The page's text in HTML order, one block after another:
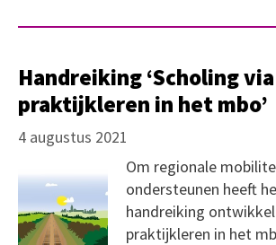
Handreiking ‘Scholing via
praktijkleren in het mbo’
4 augustus 2021
Om regionale
ondersteunen heeft
handreiking
praktijkleren in het